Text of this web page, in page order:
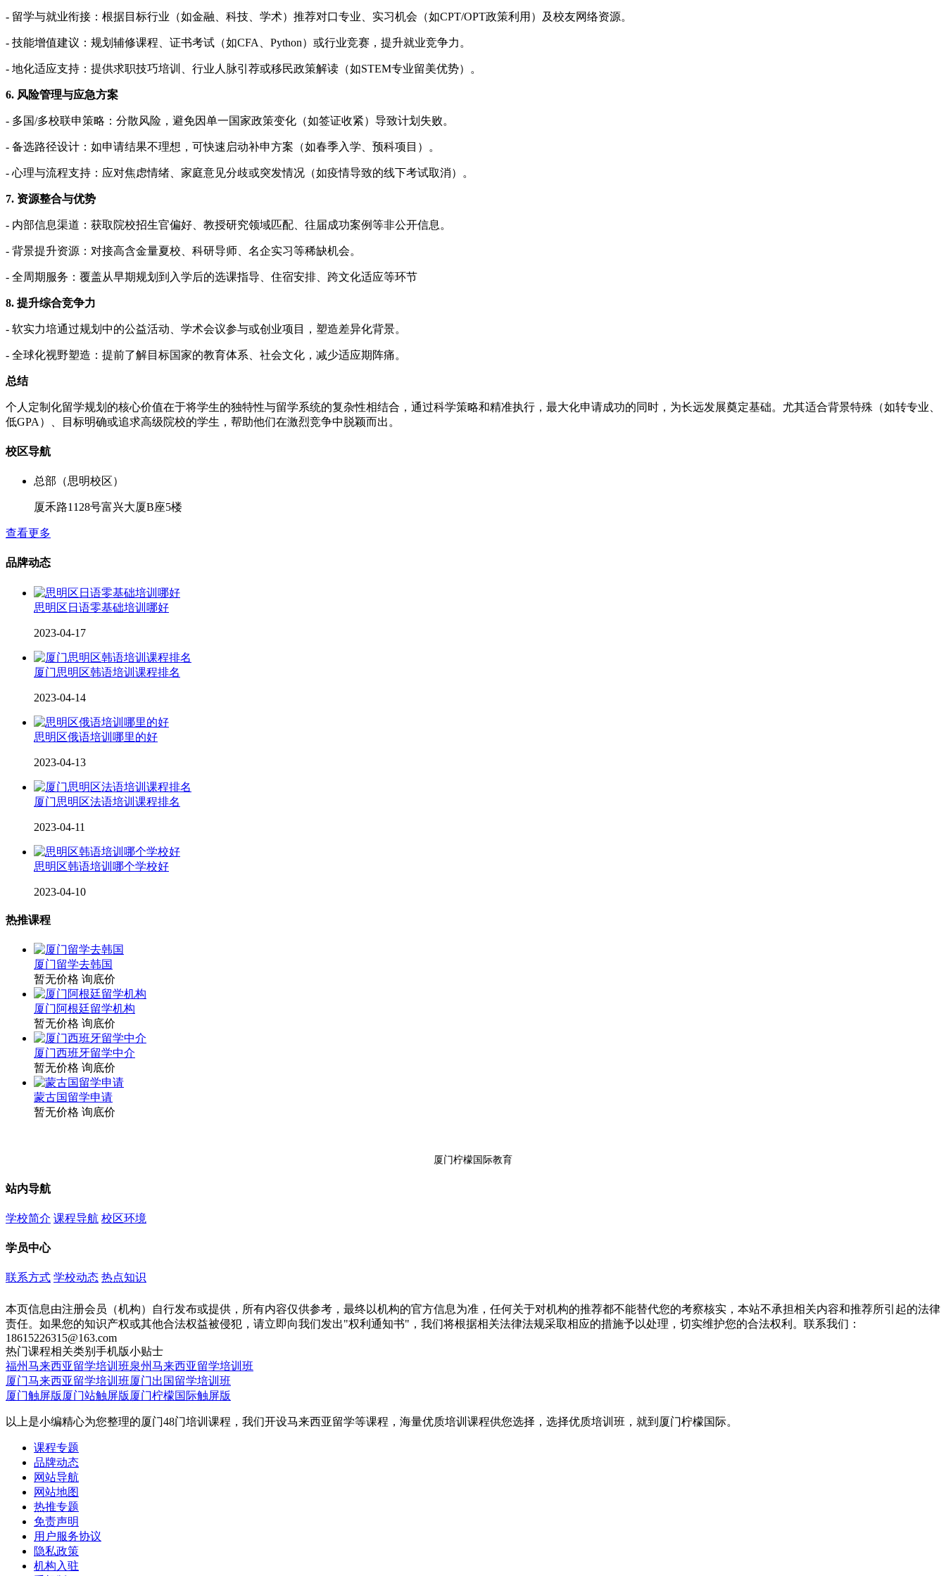
- 留学与就业衔接：根据目标行业（如金融、科技、学术）推荐对口专业、实习机会（如CPT/OPT政策利用）及校友网络资源。
- 技能增值建议：规划辅修课程、证书考试（如CFA、Python）或行业竞赛，提升就业竞争力。
- 地化适应支持：提供求职技巧培训、行业人脉引荐或移民政策解读（如STEM专业留美优势）。
6. 风险管理与应急方案
- 多国/多校联申策略：分散风险，避免因单一国家政策变化（如签证收紧）导致计划失败。
- 备选路径设计：如申请结果不理想，可快速启动补申方案（如春季入学、预科项目）。
- 心理与流程支持：应对焦虑情绪、家庭意见分歧或突发情况（如疫情导致的线下考试取消）。
7. 资源整合与优势
- 内部信息渠道：获取院校招生官偏好、教授研究领域匹配、往届成功案例等非公开信息。
- 背景提升资源：对接高含金量夏校、科研导师、名企实习等稀缺机会。
- 全周期服务：覆盖从早期规划到入学后的选课指导、住宿安排、跨文化适应等环节
8. 提升综合竞争力
- 软实力培通过规划中的公益活动、学术会议参与或创业项目，塑造差异化背景。
- 全球化视野塑造：提前了解目标国家的教育体系、社会文化，减少适应期阵痛。
总结
个人定制化留学规划的核心价值在于将学生的独特性与留学系统的复杂性相结合，通过科学策略和精准执行，最大化申请成功的同时，为长远发展奠定基础。尤其适合背景特殊（如转专业、
低GPA）、目标明确或追求高级院校的学生，帮助他们在激烈竞争中脱颖而出。
校区导航
总部（思明校区）
厦禾路1128号富兴大厦B座5楼
查看更多
品牌动态
思明区日语零基础培训哪好
2023-04-17
厦门思明区韩语培训课程排名
2023-04-14
思明区俄语培训哪里的好
2023-04-13
厦门思明区法语培训课程排名
2023-04-11
思明区韩语培训哪个学校好
2023-04-10
热推课程
厦门留学去韩国
暂无价格 询底价
厦门阿根廷留学机构
暂无价格 询底价
厦门西班牙留学中介
暂无价格 询底价
蒙古国留学申请
暂无价格 询底价
厦门柠檬国际教育
站内导航
学校简介 课程导航 校区环境
学员中心
联系方式 学校动态 热点知识
本页信息由注册会员（机构）自行发布或提供，所有内容仅供参考，最终以机构的官方信息为准，任何关于对机构的推荐都不能替代您的考察核实，本站不承担相关内容和推荐所引起的法律
责任。如果您的知识产权或其他合法权益被侵犯，请立即向我们发出"权利通知书"，我们将根据相关法律法规采取相应的措施予以处理，切实维护您的合法权利。联系我们：
18615226315@163.com
热门课程相关类别 手机版小贴士
福州马来西亚留学培训班泉州马来西亚留学培训班
厦门马来西亚留学培训班厦门出国留学培训班
厦门触屏版 厦门站触屏版 厦门柠檬国际触屏版
以上是小编精心为您整理的厦门48门培训课程，我们开设马来西亚留学等课程，海量优质培训课程供您选择，选择优质培训班，就到厦门柠檬国际。
课程专题
品牌动态
网站导航
网站地图
热推专题
免责声明
用户服务协议
隐私政策
机构入驻